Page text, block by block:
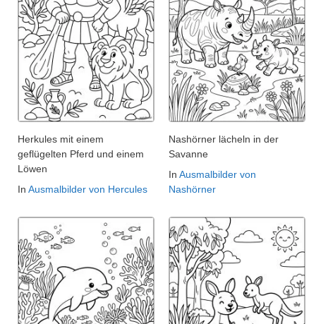
Herkules mit einem
geflügelten Pferd und einem
Löwen
In Ausmalbilder von Hercules
Nashörner lächeln in der
Savanne
In Ausmalbilder von
Nashörner